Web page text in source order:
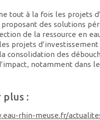
tout à la fois les projets
proposant des solutions
de la ressource en
projets
consolidation des
notamment dans
plus :
rhin-meuse.fr/